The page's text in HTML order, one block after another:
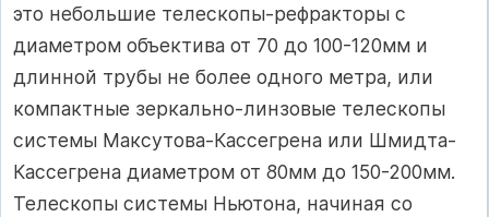
это небольшие телескопы-рефракторы с
диаметром объектива от 70 до 100-120мм и
длинной трубы не более одного метра, или
компактные зеркально-линзовые телескопы
системы Максутова-Кассегрена или Шмидта-
Кассегрена диаметром от 80мм до 150-200мм.
Телескопы системы Ньютона, начиная со